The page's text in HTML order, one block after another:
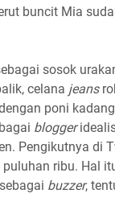
buncit Mia
sosok
celana jeans
poni
blogger
Pengikutnya di
puluhan ribu. Hal
buzzer,